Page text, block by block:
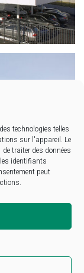
technologies telles
sur l'appareil. Le
traiter des données
identifiants
peut